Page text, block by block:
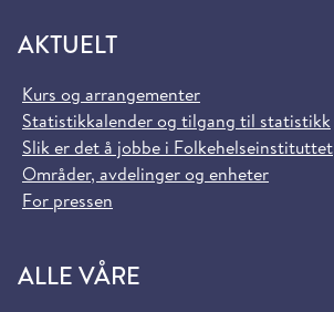
AKTUELT
Kurs og arrangementer
Statistikkalender og tilgang til statistikk
Slik er det å jobbe i Folkehelseinstituttet
Områder, avdelinger og enheter
For pressen
ALLE VÅRE